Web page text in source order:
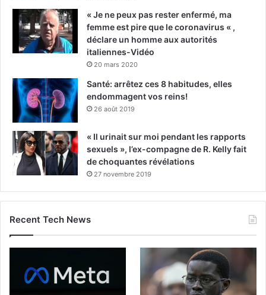
« Je ne peux pas rester enfermé, ma
femme est pire que le coronavirus « ,
déclare un homme aux autorités
italiennes-Vidéo
20 mars 2020
Santé: arrêtez ces 8 habitudes, elles
endommagent vos reins!
26 août 2019
« Il urinait sur moi pendant les rapports
sexuels », l’ex-compagne de R. Kelly fait
de choquantes révélations
27 novembre 2019
Recent Tech News